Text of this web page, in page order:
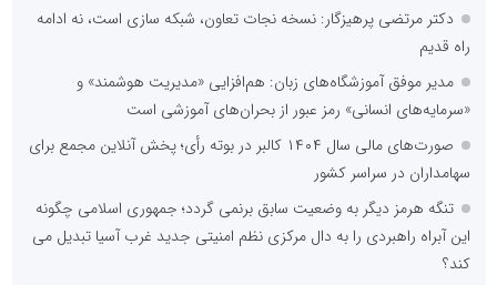
دکتر مرتضی پرهیزگار: نسخه نجات تعاون، شبکه سازی است، نه ادامه
راه قدیم
مدیر موفق آموزشگاه‌های زبان: هم‌افزایی «مدیریت هوشمند» و
«سرمایه‌های انسانی» رمز عبور از بحران‌های آموزشی است
صورت‌های مالی سال ۱۴۰۴ کالبر در بوته رأی؛ پخش آنلاین مجمع برای
سهامداران در سراسر کشور
تنگه هرمز دیگر به وضعیت سابق برنمی گردد؛ جمهوری اسلامی چگونه
این آبراه راهبردی را به دال مرکزی نظم امنیتی جدید غرب آسیا تبدیل می
کند؟